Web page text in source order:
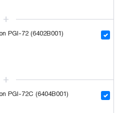
PGI-72 (6402B001)
PGI-72C (6404B001)